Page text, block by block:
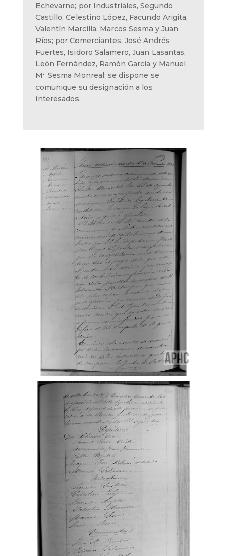
Echevarne; por Industriales, Segundo
Castillo, Celestino López, Facundo Arigita,
Valentín Marcilla, Marcos Sesma y Juan
Ríos; por Comerciantes, José Andrés
Fuertes, Isidoro Salamero, Juan Lasantas,
León Fernández, Ramón García y Manuel
Mª Sesma Monreal; se dispone se
comunique su designación a los
interesados.